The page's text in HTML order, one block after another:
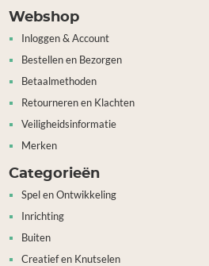
Webshop
Inloggen & Account
Bestellen en Bezorgen
Betaalmethoden
Retourneren en Klachten
Veiligheidsinformatie
Merken
Categorieën
Spel en Ontwikkeling
Inrichting
Buiten
Creatief en Knutselen